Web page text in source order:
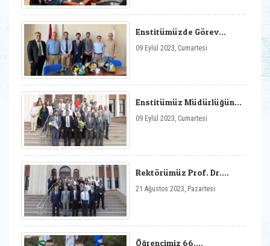
Enstitümüzde Görev
09 Eylül 2023, Cumartesi
Enstitümüz Müdürlüğünde
09 Eylül 2023, Cumartesi
Rektörümüz Prof. Dr.
Enstitümüze Ziyaret
21 Ağustos 2023, Pazartesi
Öğrencimiz 66.